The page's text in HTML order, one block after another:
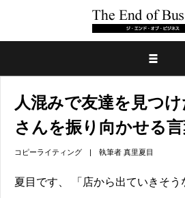
人混みで友達を見つ
さんを振り向かせる言
コピーライティング | 執筆者 真里夏目
夏目です、 「店から出ていきそう